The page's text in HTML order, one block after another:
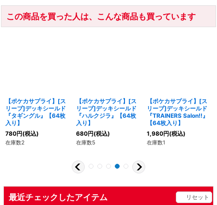
この商品を買った人は、こんな商品も買っています
【ポケカサプライ】[ス
リーブ]デッキシールド
『タギングル』【64枚
入り】
780円(税込)
在庫数2
【ポケカサプライ】[ス
リーブ]デッキシールド
『ハルクジラ』【64枚
入り】
680円(税込)
在庫数5
【ポケカサプライ】[ス
リーブ]デッキシールド
『TRAINERS Salon!!』
【64枚入り】
1,980円(税込)
在庫数1
最近チェックしたアイテム リセット